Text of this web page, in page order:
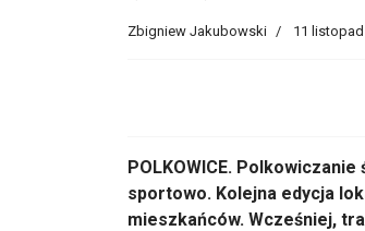
Zbigniew Jakubowski 11
POLKOWICE. Polkowiczanie
sportowo. Kolejna edycja
mieszkańców. Wcześniej,